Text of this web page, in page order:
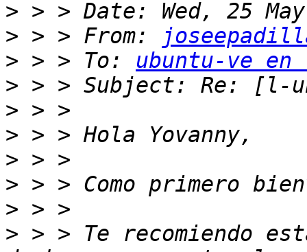
>
> > > From:
> > > To: ubuntu-ve
>
>
>
>
>
>
> > > Te recomiendo